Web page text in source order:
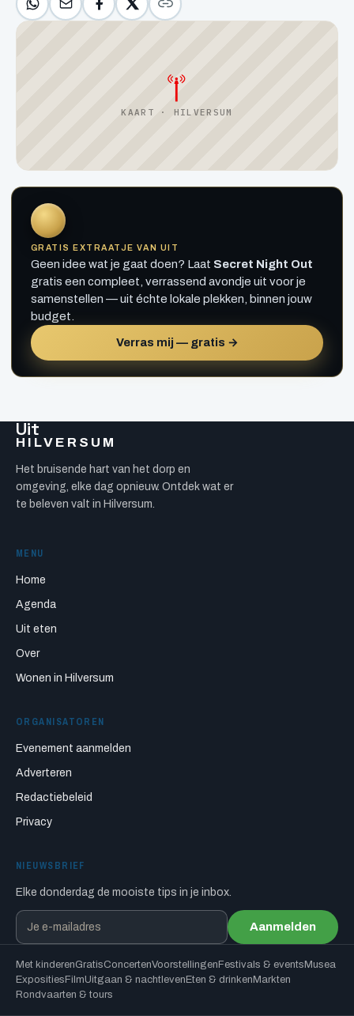
KAART · HILVERSUM
GRATIS EXTRAATJE VAN UIT
Geen idee wat je gaat doen? Laat Secret Night Out
gratis een compleet, verrassend avondje uit voor je
samenstellen — uit échte lokale plekken, binnen jouw
budget.
Verras mij — gratis →
Uit
HILVERSUM
Het bruisende hart van het dorp en
omgeving, elke dag opnieuw. Ontdek wat er
te beleven valt in Hilversum.
MENU
Home
Agenda
Uit eten
Over
Wonen in Hilversum
ORGANISATOREN
Evenement aanmelden
Adverteren
Redactiebeleid
Privacy
NIEUWSBRIEF
Elke donderdag de mooiste tips in je inbox.
Aanmelden
Met kinderenGratisConcertenVoorstellingen Festivals & events Musea
Exposities FilmUitgaan & nachtleven Eten & drinken Markten
Rondvaarten & tours